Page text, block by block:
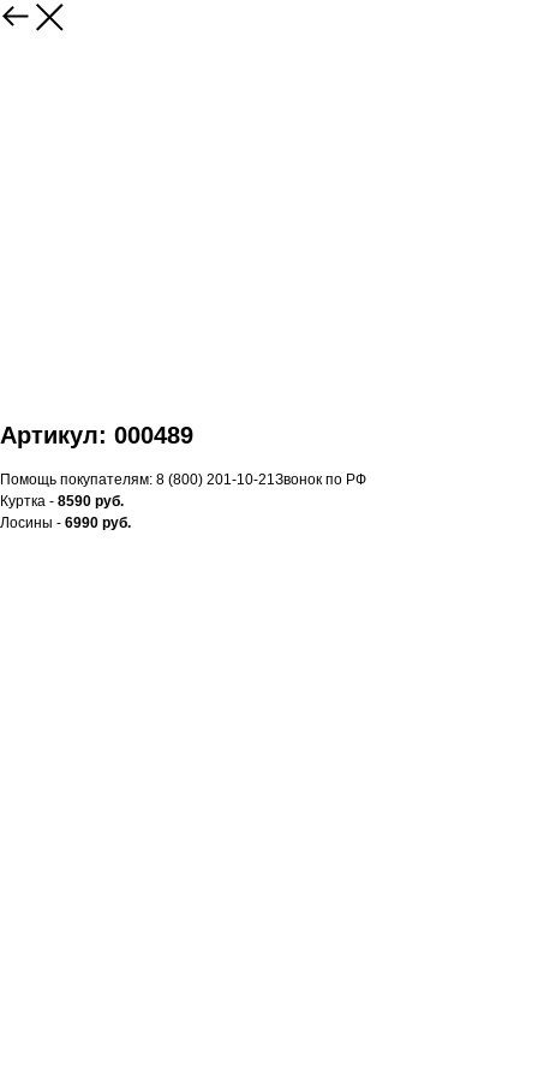
Артикул: 000489
Помощь покупателям: 8 (800) 201-10-21Звонок по РФ
Куртка - 8590 руб.
Лосины - 6990 руб.